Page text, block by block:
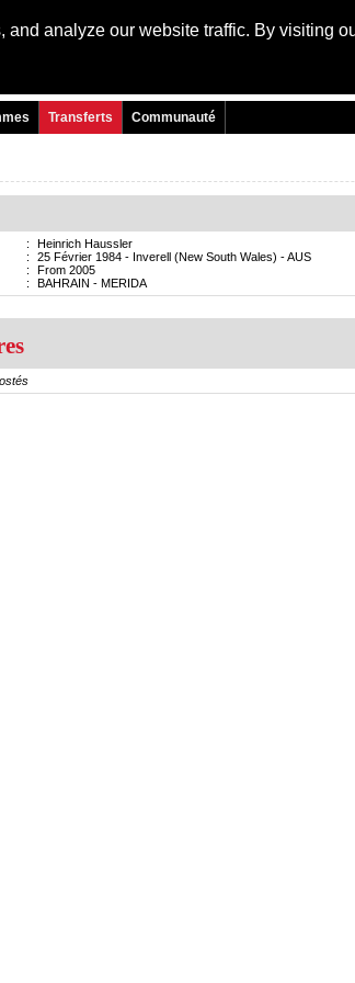
analyze our website traffic. By visiting
Transferts Communauté
:
Heinrich Haussler
:
25 Février 1984 - Inverell (New South Wales) - AUS
:
From 2005
: BAHRAIN - MERIDA